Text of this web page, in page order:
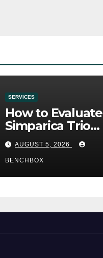
SERVICES
How to Evaluate
Simparica Trio
Before Purchase
AUGUST 5, 2026
BENCHBOX